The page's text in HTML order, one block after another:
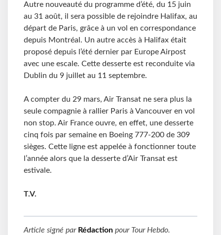
Autre nouveauté du programme d’été, du 15 juin
au 31 août, il sera possible de rejoindre Halifax, au
départ de Paris, grâce à un vol en correspondance
depuis Montréal. Un autre accès à Halifax était
proposé depuis l’été dernier par Europe Airpost
avec une escale. Cette desserte est reconduite via
Dublin du 9 juillet au 11 septembre.
A compter du 29 mars, Air Transat ne sera plus la
seule compagnie à rallier Paris à Vancouver en vol
non stop. Air France ouvre, en effet, une desserte
cinq fois par semaine en Boeing 777-200 de 309
sièges. Cette ligne est appelée à fonctionner toute
l’année alors que la desserte d’Air Transat est
estivale.
T.V.
Article signé par Rédaction pour Tour Hebdo.